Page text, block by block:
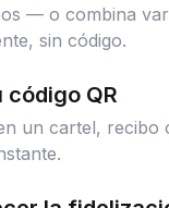
— o combina
sin código.
código QR
un cartel, recibo